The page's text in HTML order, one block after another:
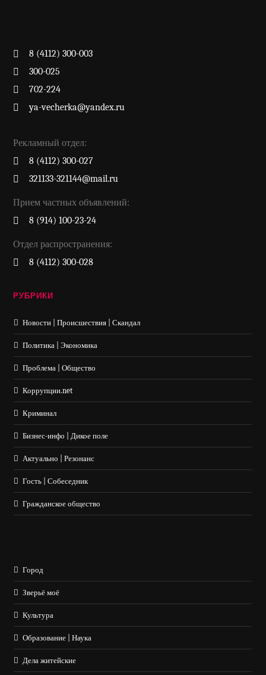
8 (4112) 300-003
300-025
702-224
ya-vecherka@yandex.ru
Рекламный отдел:
8 (4112) 300-027
321133-321144@mail.ru
Прием частных объявлений:
8 (914) 100-23-24
Отдел распространения:
8 (4112) 300-028
РУБРИКИ
Новости | Происшествия | Скандал
Политика | Экономика
Проблема | Общество
Коррупции.net
Криминал
Бизнес-инфо | Дикое поле
Актуально | Резонанс
Гость | Собеседник
Гражданское общество
Город
Зверьё моё
Культура
Образование | Наука
Дела житейские